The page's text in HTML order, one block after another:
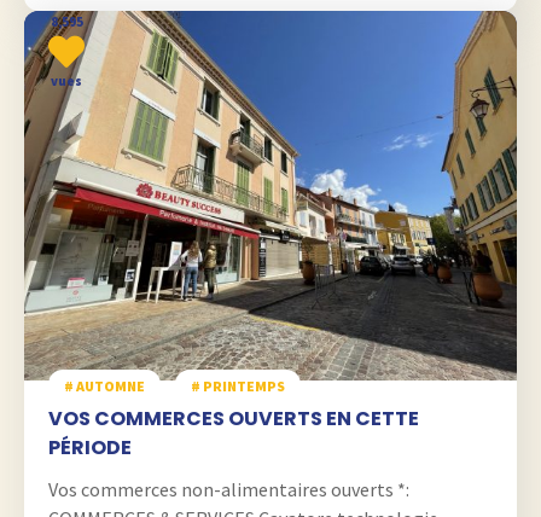
8,595
vues
# AUTOMNE # PRINTEMPS
VOS COMMERCES OUVERTS EN CETTE
PÉRIODE
Vos commerces non-alimentaires ouverts *: